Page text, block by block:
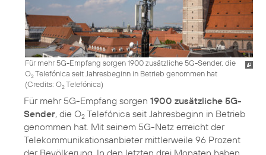
Für mehr 5G-Empfang sorgen 1900 zusätzliche 5G-Sender, die
O2Telefónica seit Jahresbeginn in Betrieb genommen hat
(Credits: O2Telefónica)
Für mehr 5G-Empfang sorgen 1900 zusätzliche 5G-
Sender, die O2 Telefónica seit Jahresbeginn in Betrieb
genommen hat. Mit seinem 5G-Netz erreicht der
Telekommunikationsanbieter mittlerweile 96 Prozent
der Bevölkerung. In den letzten drei Monaten haben